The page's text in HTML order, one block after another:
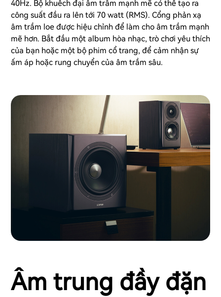
40Hz. Bộ khuếch đại âm trầm mạnh mẽ có thể tạo ra
công suất đầu ra lên tới 70 watt (RMS). Cổng phản xạ
âm trầm loe được hiệu chỉnh để làm cho âm trầm mạnh
mẽ hơn. Bắt đầu một album hòa nhạc, trò chơi yêu thích
của bạn hoặc một bộ phim cổ trang, để cảm nhận sự
ấm áp hoặc rung chuyển của âm trầm sâu.
Âm trung đầy đặn